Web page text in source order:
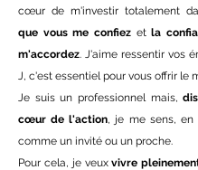
cœur de m'investir totalement
que vous me confiezetla
m'accordez . J'aime ressentir vos
J, c'est essentiel pour vous offrir le
Je suis un professionnel mais,
cœur de l'action, je me sens, en
comme un invité ou un proche.
Pour cela, je veuxvivre